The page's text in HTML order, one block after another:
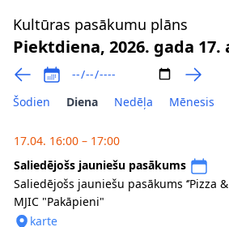
Kultūras pasākumu plāns
Piektdiena, 2026. gada 17.
Šodien Diena Nedēļa Mēnesis
17.04. 16:00 – 17:00
Saliedējošs jauniešu pasākums
Saliedējošs jauniešu pasākums ‘’Pizza
MJIC "Pakāpieni"
karte